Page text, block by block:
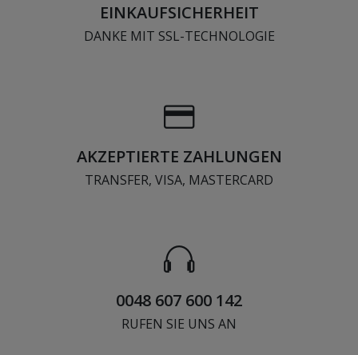
EINKAUFSICHERHEIT
DANKE MIT SSL-TECHNOLOGIE
AKZEPTIERTE ZAHLUNGEN
TRANSFER, VISA, MASTERCARD
0048 607 600 142
RUFEN SIE UNS AN